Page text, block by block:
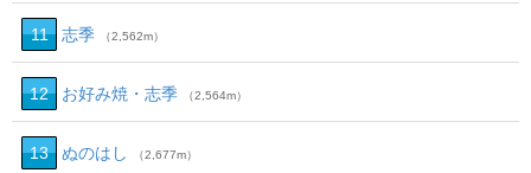
11 志季 （2,562m）
12 お好み焼・志季 （2,564m）
13 ぬのはし （2,677m）